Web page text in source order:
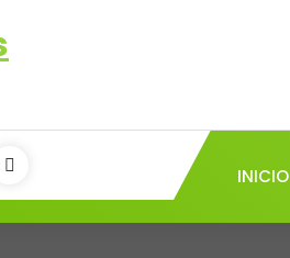
INICIO